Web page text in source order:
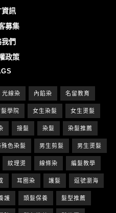
訊
募集
們
政策
光線染 內餡染 名留教育
學院 女生染髮 女生燙髮
接髮 染髮 染髮推薦
殊色染髮 男生剪髮 男生燙髮
紋理燙 線條染 編髮教學
耳圈染 護髮 逗號瀏海
護 頭髮保養 髮型推薦